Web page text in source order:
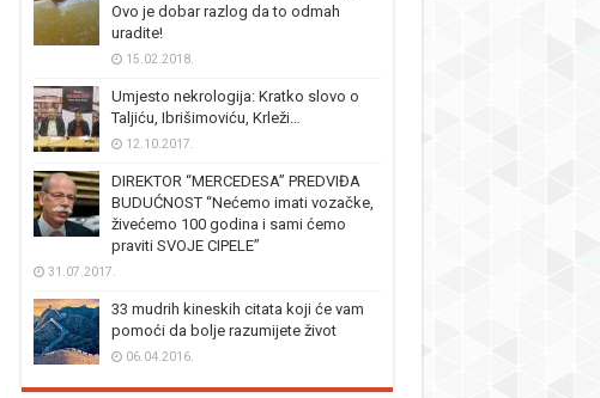
Ovo je dobar razlog da to odmah
uradite!
15.02.2018.
Umjesto nekrologija: Kratko slovo o
Taljiću, Ibrišimoviću, Krleži…
12.10.2017.
DIREKTOR “MERCEDESA” PREDVIĐA
BUDUĆNOST “Nećemo imati vozačke,
živećemo 100 godina i sami ćemo
praviti SVOJE CIPELE”
31.07.2017.
33 mudrih kineskih citata koji će vam
pomoći da bolje razumijete život
06.04.2016.